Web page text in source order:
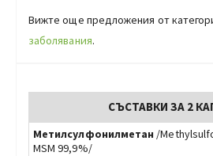
Вижте още предложения от
заболявания.
СЪСТАВКИ ЗА 2
Метилсулфонилметан /
MSM 99,9%/